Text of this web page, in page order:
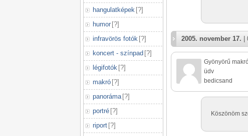
hangulatképek [?]
humor [?]
infravörös fotók [?]
koncert - színpad [?]
légifotók [?]
makró [?]
panoráma [?]
portré [?]
riport [?]
2005. november 17. |
Gyönyörű
üdv
bedicsand
Köszönöm